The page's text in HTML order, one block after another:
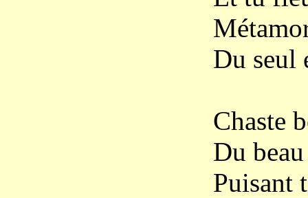
Du seul
Chaste
Du
Puisant